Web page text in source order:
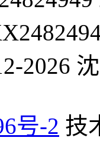
2026
号-2 技